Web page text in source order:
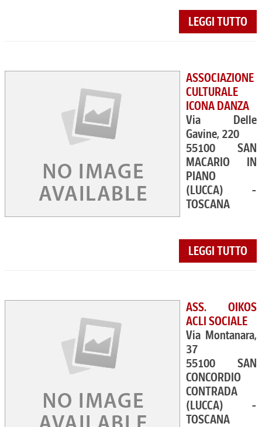
LEGGI TUTTO
ASSOCIAZIONE
CULTURALE
ICONA DANZA
Via Delle
Gavine, 220
55100 SAN
MACARIO IN
PIANO
(LUCCA) -
TOSCANA
LEGGI TUTTO
ASS. OIKOS
ACLI SOCIALE
Via Montanara,
37
55100 SAN
CONCORDIO
CONTRADA
(LUCCA) -
TOSCANA